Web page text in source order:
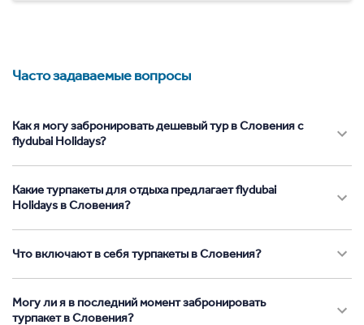
Часто задаваемые вопросы
Как я могу забронировать дешевый тур в Словения с
flydubai Holidays?
Какие турпакеты для отдыха предлагает flydubai
Holidays в Словения?
Что включают в себя турпакеты в Словения?
Могу ли я в последний момент забронировать
турпакет в Словения?